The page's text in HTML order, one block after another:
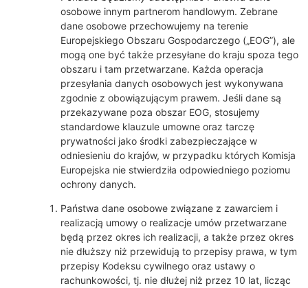
osobowe innym partnerom handlowym. Zebrane
dane osobowe przechowujemy na terenie
Europejskiego Obszaru Gospodarczego („EOG”), ale
mogą one być także przesyłane do kraju spoza tego
obszaru i tam przetwarzane. Każda operacja
przesyłania danych osobowych jest wykonywana
zgodnie z obowiązującym prawem. Jeśli dane są
przekazywane poza obszar EOG, stosujemy
standardowe klauzule umowne oraz tarczę
prywatności jako środki zabezpieczające w
odniesieniu do krajów, w przypadku których Komisja
Europejska nie stwierdziła odpowiedniego poziomu
ochrony danych.
Państwa dane osobowe związane z zawarciem i
realizacją umowy o realizacje umów przetwarzane
będą przez okres ich realizacji, a także przez okres
nie dłuższy niż przewidują to przepisy prawa, w tym
przepisy Kodeksu cywilnego oraz ustawy o
rachunkowości, tj. nie dłużej niż przez 10 lat, licząc